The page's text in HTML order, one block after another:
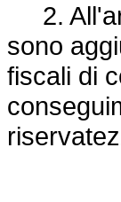
2.
sono
fiscali di